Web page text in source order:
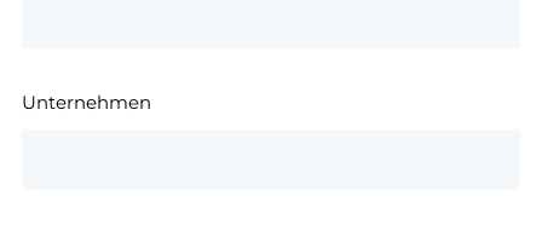
Unternehmen